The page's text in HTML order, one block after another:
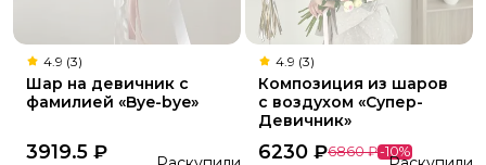
4.9 (3)
Шар на девичник с
фамилией «Bye-bye»
3919.5 ₽
4.9 (3)
Композиция из шаров
с воздухом «Супер-
Девичник»
6230 ₽6860 ₽-10%